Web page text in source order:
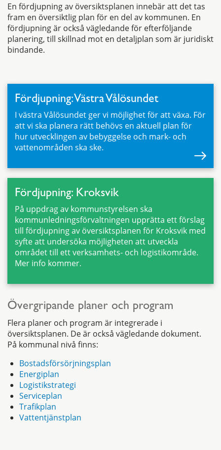
En fördjupning av översiktsplanen innebär att det tas
fram en översiktlig plan för en del av kommunen. En
fördjupning är också vägledande för efterföljande
planering, till skillnad mot en detaljplan som är juridiskt
bindande.
Fördjupning: Västra Vålösundet
I västra Vålösundet ger vi möjlighet för att växa. För
att vi ska planera rätt behövs en aktuell plan för
hur utvecklingen av bebyggelse och mark- och
vattenområden ska ske.
Fördjupning: Kroksvik
På uppdrag av kommunstyrelsen ska
kommunledningsförvaltningen upprätta ett förslag
till fördjupning av översiktsplanen för Kroksvik med
syfte att undersöka möjligheten att utveckla
området till ett verksamhets- och logistikområde.
Mer info kommer.
Övergripande planer och program
Flera planer och program är integrerade i
översiktsplanen. De är också vägledande dokument.
På kommunal nivå finns:
Bostadsförsörjningsplan
Energiplan
Logistikstrategi
Serviceplan
Trafikplan
Vattentjänstplan